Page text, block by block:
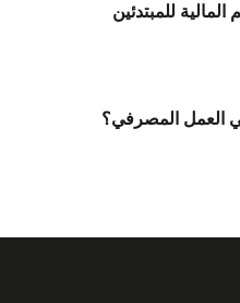
للمبتدئين
العمل المصرفي؟